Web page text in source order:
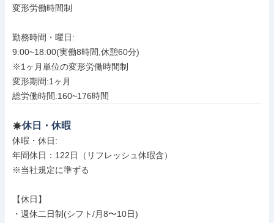
変形労働時間制
勤務時間・曜日:
9:00~18:00(実働8時間,休憩60分)
※1ヶ月単位の変形労働時間制
変形期間:1ヶ月
総労働時間:160~176時間
休日・休暇
休暇・休日:
年間休日：122日（リフレッシュ休暇含）
※当社規定に準ずる
【休日】
・週休二日制(シフト/月8〜10日)